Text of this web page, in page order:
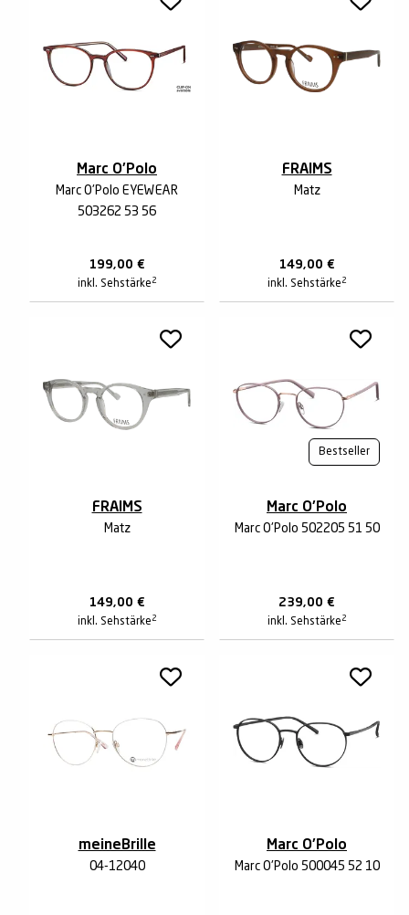
Marc O'Polo
Marc O'Polo EYEWEAR
503262 53 56
199,00 €
inkl. Sehstärke 2
FRAIMS
Matz
149,00 €
inkl. Sehstärke 2
FRAIMS
Matz
149,00 €
inkl. Sehstärke 2
Bestseller
Marc O'Polo
Marc O'Polo 502205 51 50
239,00 €
inkl. Sehstärke 2
meineBrille
04-12040
Marc O'Polo
Marc O'Polo 500045 52 10